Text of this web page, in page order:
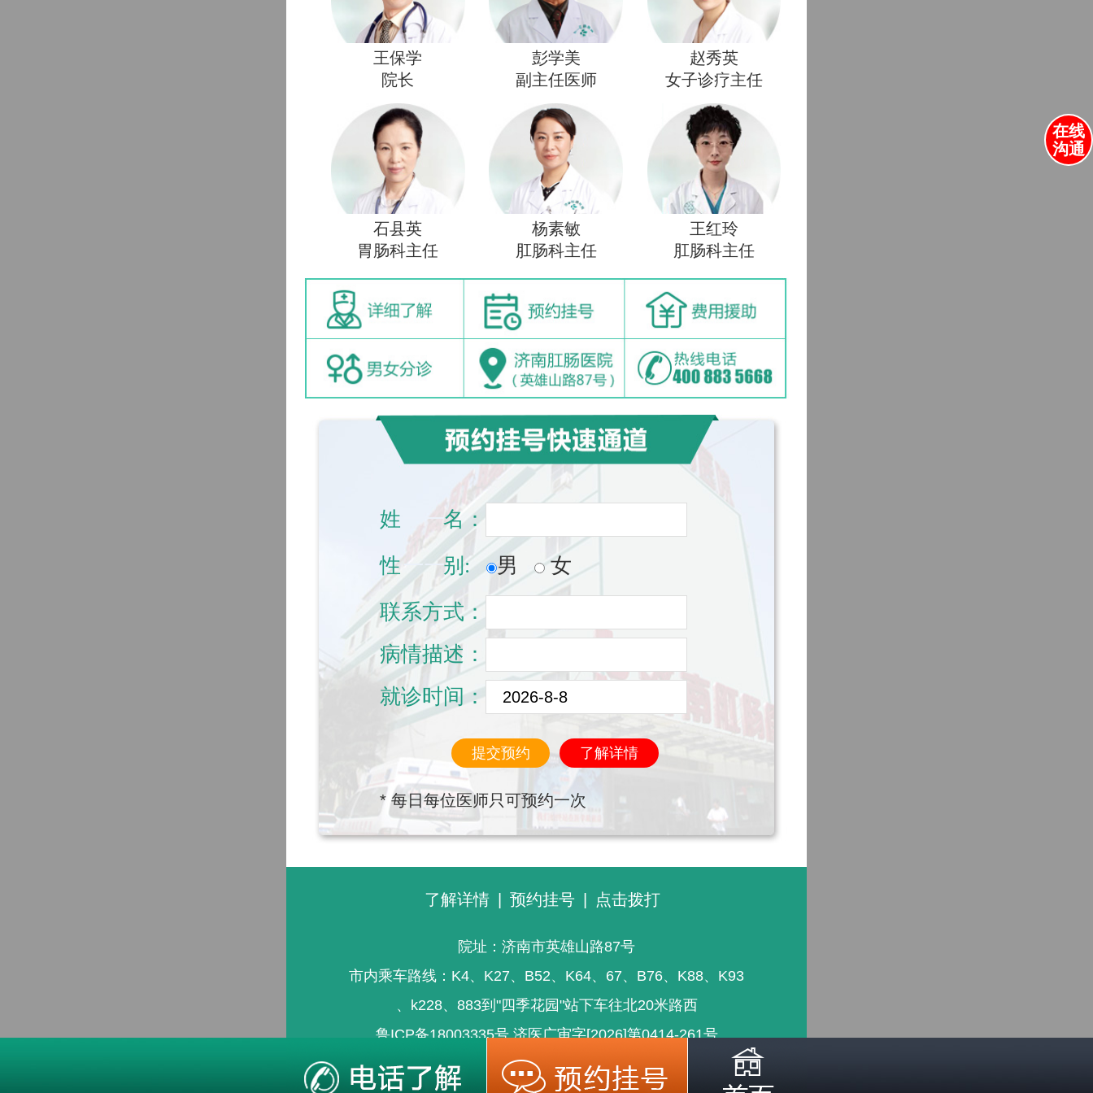
王保学
院长
彭学美
副主任医师
赵秀英
女子诊疗主任
石县英
胃肠科主任
杨素敏
肛肠科主任
王红玲
肛肠科主任
姓 一一名：
性一一别: 男
女
联系方式：
病情描述：
就诊时间：
提交预约 了解详情
* 每日每位医师只可预约一次
了解详情 预约挂号 点击拨打
院址：济南市英雄山路87号
市内乘车路线：K4、K27、B52、K64、67、B76、K88、K93
、k228、883到"四季花园"站下车往北20米路西
鲁ICP备18003335号济医广审字[2026]第0414-261号
本站疾病信息仅供参考，不能为疾病诊断及医疗的依据，就医请遵照医生诊断
沟通